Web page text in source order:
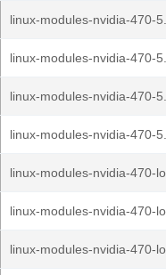
linux-modules-nvidia-470-
linux-modules-nvidia-470-
linux-modules-nvidia-470-
linux-modules-nvidia-470-
linux-modules-nvidia-470-
linux-modules-nvidia-470-
linux-modules-nvidia-470-